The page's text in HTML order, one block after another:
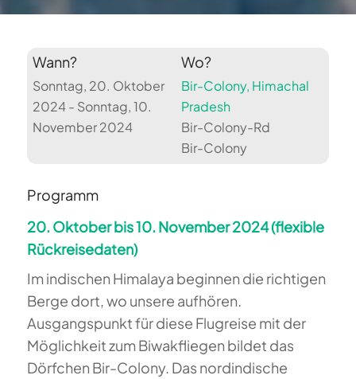
Wann?
Sonntag, 20. Oktober
2024 - Sonntag, 10.
November 2024
Wo?
Bir-Colony, Himachal
Pradesh
Bir-Colony-Rd
Bir-Colony
Programm
20. Oktober bis 10. November 2024 (flexible
Rückreisedaten)
Im indischen Himalaya beginnen die richtigen
Berge dort, wo unsere aufhören.
Ausgangspunkt für diese Flugreise mit der
Möglichkeit zum Biwakfliegen bildet das
Dörfchen Bir-Colony. Das nordindische